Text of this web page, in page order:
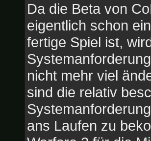
Da die Beta von
eigentlich schon
fertige Spiel ist,
nicht mehr viel
sind die relativ
ans Laufen zu